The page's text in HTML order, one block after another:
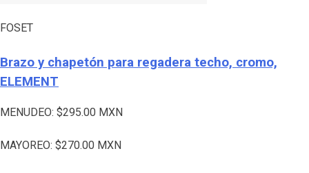
FOSET
Brazo y chapetón para regadera techo, cromo,
ELEMENT
MENUDEO: $295.00 MXN
MAYOREO: $270.00 MXN